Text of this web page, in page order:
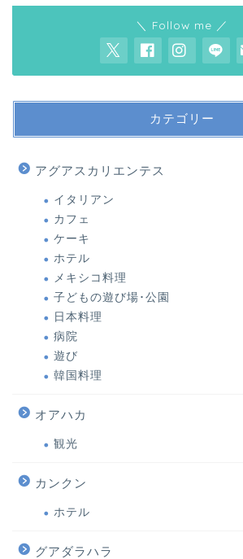
＼ Follow me ／
カテゴリー
アグアスカリエンテス
イタリアン
カフェ
ケーキ
ホテル
メキシコ料理
子どもの遊び場･公園
日本料理
病院
遊び
韓国料理
オアハカ
観光
カンクン
ホテル
グアダラハラ